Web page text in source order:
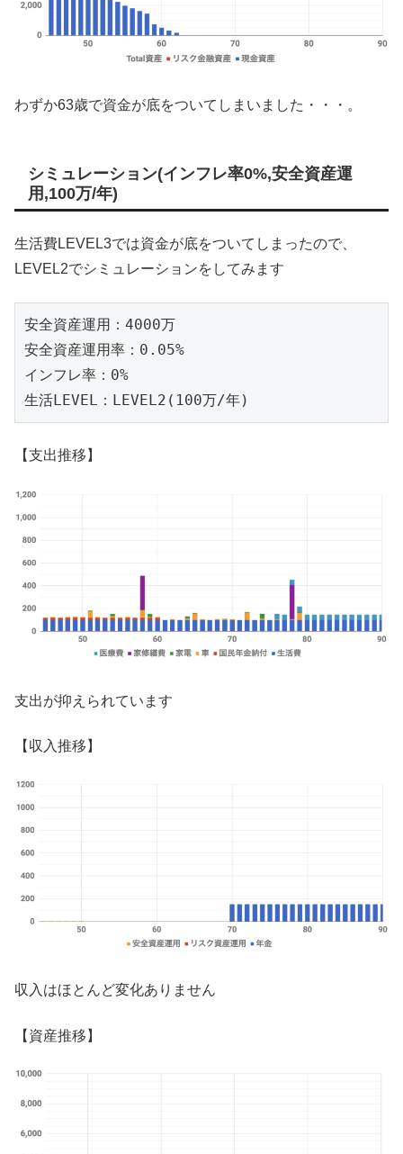
わずか63歳で資金が底をついてしまいました・・・。
シミュレーション(インフレ率0%,安全資産運
用,100万/年)
生活費LEVEL3では資金が底をついてしまったので、
LEVEL2でシミュレーションをしてみます
安全資産運用：4000万
安全資産運用率：0.05%
インフレ率：0%
生活LEVEL：LEVEL2(100万/年)
【支出推移】
支出が抑えられています
【収入推移】
収入はほとんど変化ありません
【資産推移】